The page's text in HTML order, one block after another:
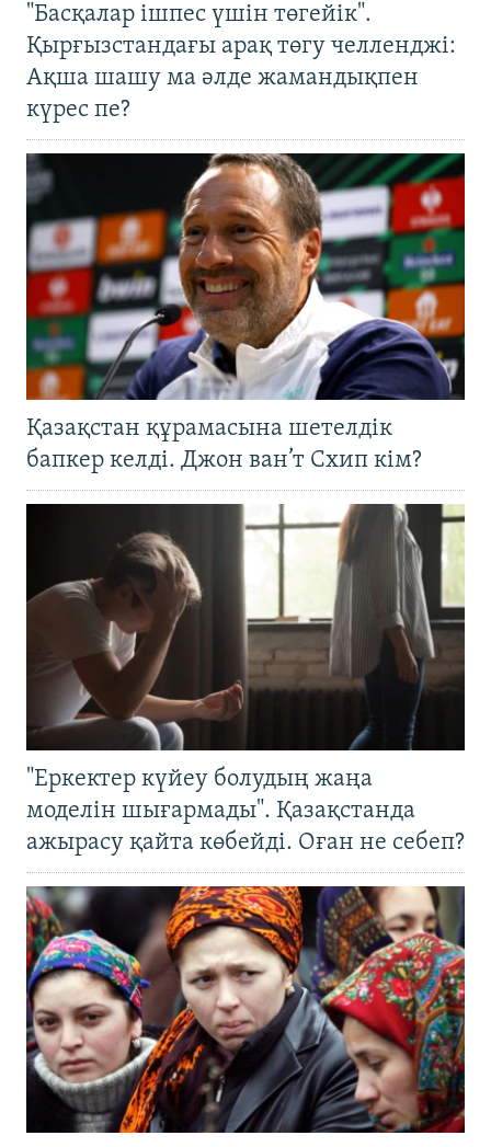
"Басқалар ішпес үшін төгейік".
Қырғызстандағы арақ төгу челленджі:
Ақша шашу ма әлде жамандықпен
күрес пе?
Қазақстан құрамасына шетелдік
бапкер келді. Джон ван’т Схип кім?
"Еркектер күйеу болудың жаңа
моделін шығармады". Қазақстанда
ажырасу қайта көбейді. Оған не себеп?